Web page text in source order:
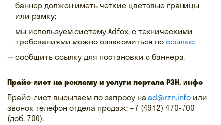
баннер должен иметь четкие цветовые границы
или рамку;
мы используем систему Adfox, c техническими
требованиями можно ознакомиться по ссылке;
сообщить ссылку для постановки с баннера.
Прайс-лист на рекламу и услуги портала РЗН. инфо
Прайс-лист высылаем по запросу на ad@rzn.info или
звонок телефон отдела продаж: +7 (4912) 470-700
(доб. 700).